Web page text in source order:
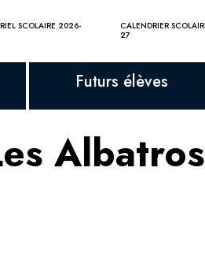
SCOLAIRE 2026-
CALENDRIER
27
Futurs élèves